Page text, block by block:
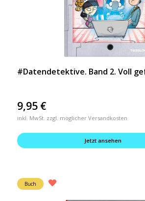
#Datendetektive. Band 2. Voll
9,95 €
inkl. MwSt. zzgl. möglicher Versandkosten
Jetzt ansehen
Buch